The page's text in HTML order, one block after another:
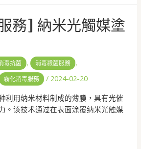
務] 納米光觸媒塗
毒抗菌 , 消毒殺菌服務 ,
霧化消毒服務 / 2024-02-20
利用纳米材料制成的薄膜，具有光催
。该技术通过在表面涂覆纳米光触媒